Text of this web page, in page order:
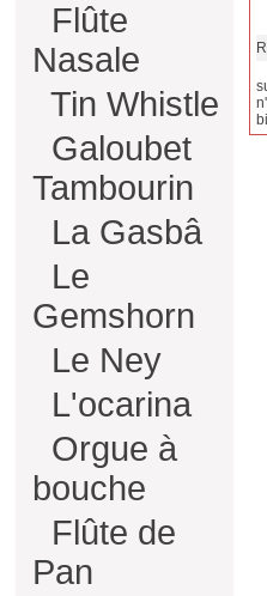
Flûte
Nasale
Tin Whistle
Galoubet
Tambourin
La Gasbâ
Le
Gemshorn
Le Ney
L'ocarina
Orgue à
bouche
Flûte de
Pan